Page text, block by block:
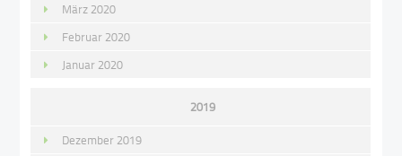
März 2020
Februar 2020
Januar 2020
2019
Dezember 2019